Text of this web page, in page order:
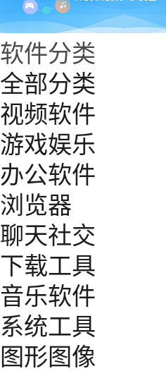
软件分类
全部分类
视频软件
游戏娱乐
办公软件
浏览器
聊天社交
下载工具
音乐软件
系统工具
图形图像